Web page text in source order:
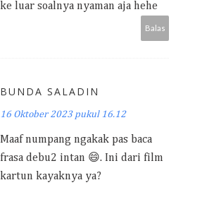
ke luar soalnya nyaman aja hehe
Balas
BUNDA SALADIN
16 Oktober 2023 pukul 16.12
Maaf numpang ngakak pas baca
frasa debu2 intan 😄. Ini dari film
kartun kayaknya ya?